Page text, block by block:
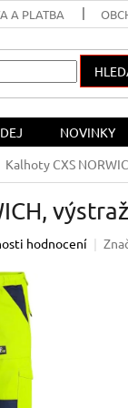
A PLATBA
NOVINKY
Kalhoty CXS
hodnocení